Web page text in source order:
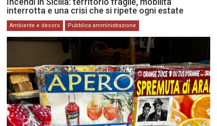
interrotta e una crisi che si ripete ogni estate
Ambiente e decoro Pubblica amministrazione